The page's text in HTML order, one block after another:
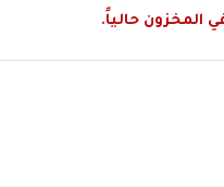
المخزون حالياً.